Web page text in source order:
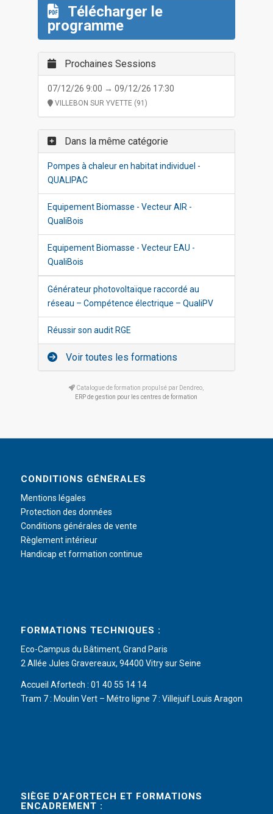
Télécharger le
programme
Prochaines Sessions
07/12/26 9:00 → 09/12/26 17:30
VILLEBON SUR YVETTE (91)
Dans la même catégorie
Pompes à chaleur en habitat individuel -
QUALIPAC
Equipement Biomasse - Vecteur AIR -
QualiBois
Equipement Biomasse - Vecteur EAU -
QualiBois
Générateur photovoltaïque raccordé au
réseau – Compétence électrique – QualiPV
Réussir son audit RGE
Voir toutes les formations
Catalogue de formation propulsé par Dendreo,
ERP de gestion pour les centres de formation
CONDITIONS GÉNÉRALES
Mentions légales
Protection des données
Conditions générales de vente
Règlement intérieur
Handicap et formation continue
FORMATIONS TECHNIQUES :
Eco-Campus du Bâtiment, Grand Paris
2 Allée Jules Gravereaux, 94400 Vitry sur Seine
Accueil Afortech : 01 40 55 14 14
Tram 7 : Moulin Vert – Métro ligne 7 : Villejuif Louis Aragon
SIÈGE D’AFORTECH ET FORMATIONS
ENCADREMENT :